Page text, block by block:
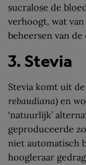
sucralose de
verhoogt, wat
beheersen van de
3. Stevia
Stevia komt uit
rebaudiana) en
‘natuurlijk’
geproduceerde
niet automatisch
hoogleraar